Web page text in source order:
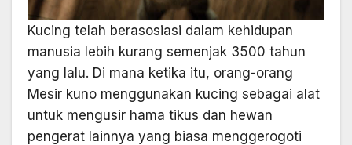
Kucing telah berasosiasi dalam kehidupan
manusia lebih kurang semenjak 3500 tahun
yang lalu. Di mana ketika itu, orang-orang
Mesir kuno menggunakan kucing sebagai alat
untuk mengusir hama tikus dan hewan
pengerat lainnya yang biasa menggerogoti